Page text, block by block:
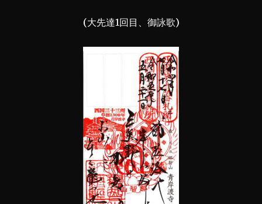
(大先達1回目、御詠歌)